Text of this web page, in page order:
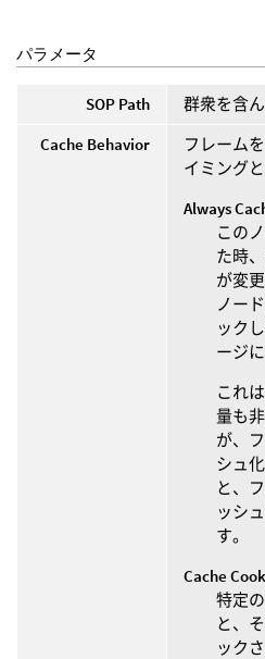
パラメータ
SOP Path
群衆を含ん
Cache Behavior
フレーム
イミング
Always
この
た時
が変
ノー
ック
ージ
これ
量も
が、
シュ
と、
ッシ
す。
Cache
特定
と、
ック